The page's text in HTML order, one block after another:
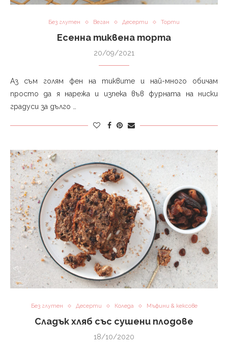
Без глутен Веган Десерти Торти
Есенна тиквена торта⁣
20/09/2021
Аз съм голям фен на тиквите и най-много обичам
просто да я нарежа и изпека във фурната на ниски
градуси за дълго …
Без глутен Десерти Коледа Мъфини & кексове
Сладък хляб със сушени плодове
18/10/2020